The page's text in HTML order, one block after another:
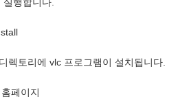
렉토리에 vlc 프로그램이 설치됩니다.
페이지